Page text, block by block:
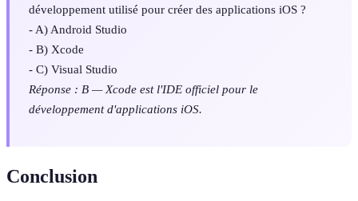
développement utilisé pour créer des applications iOS ?
- A) Android Studio
- B) Xcode
- C) Visual Studio
Réponse : B — Xcode est l'IDE officiel pour le
développement d'applications iOS.
Conclusion